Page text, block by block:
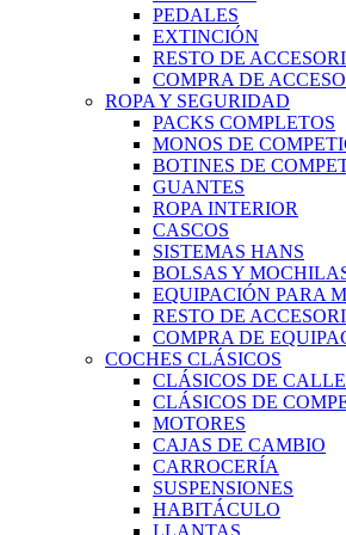
PEDALES
EXTINCIÓN
RESTO DE
COMPRA DE
ROPA Y SEGURIDAD
PACKS COMPLETOS
MONOS DE
BOTINES DE
GUANTES
ROPA INTERIOR
CASCOS
SISTEMAS HANS
BOLSAS Y
EQUIPACIÓN PARA
RESTO DE
COMPRA DE
COCHES CLÁSICOS
CLÁSICOS DE CALLE
CLÁSICOS DE
MOTORES
CAJAS DE CAMBIO
CARROCERÍA
SUSPENSIONES
HABITÁCULO
LLANTAS